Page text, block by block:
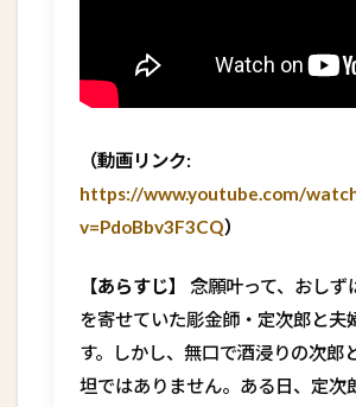
（動画リンク:
https://www.youtube.com/
v=PdoBbv3F3CQ）
【あらすじ】
念願叶って、おしず
を寄せていた彫金師・定次郎と夫
す。しかし、無口で酒浸りの次郎
坦ではありません。ある日、 定次